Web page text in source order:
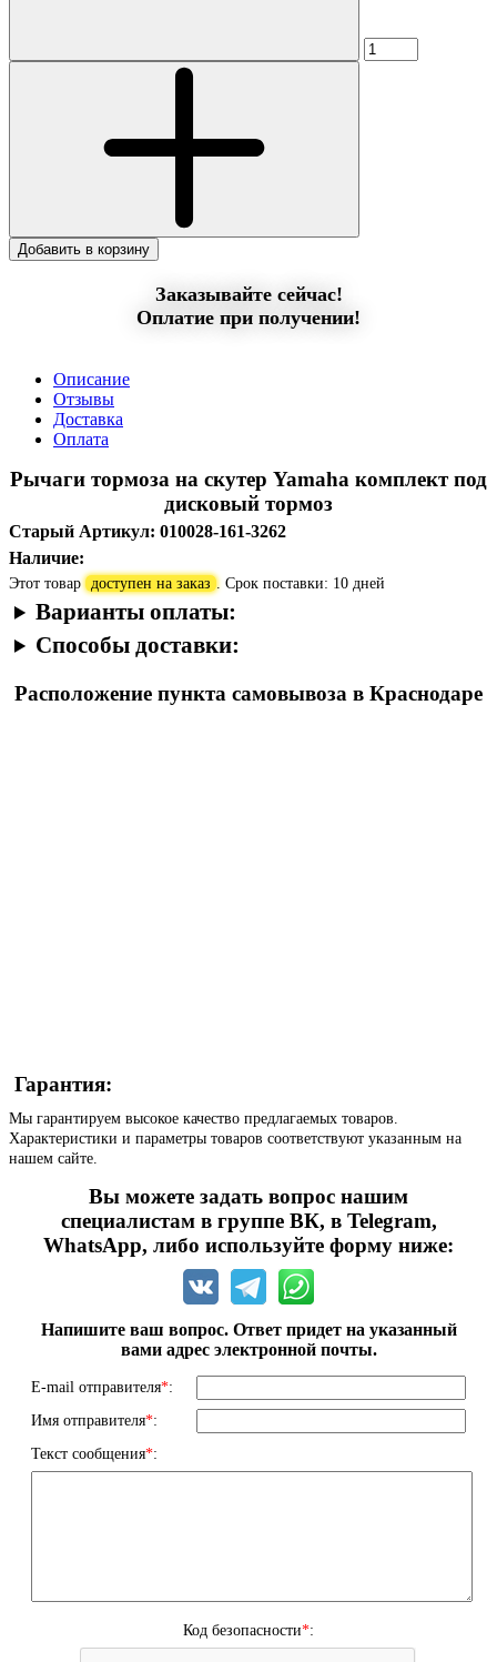
Добавить в корзину
Заказывайте сейчас!
Оплатие при получении!
Описание
Отзывы
Доставка
Оплата
Рычаги тормоза на скутер Yamaha комплект под
дисковый тормоз
Старый Артикул: 010028-161-3262
Наличие:
Этот товар доступен на заказ . Срок поставки: 10 дней
Варианты оплаты:
Способы доставки:
Расположение пункта самовывоза в Краснодаре
Гарантия:
Мы гарантируем высокое качество предлагаемых товаров.
Характеристики и параметры товаров соответствуют указанным на
нашем сайте.
Вы можете задать вопрос нашим
специалистам в группе ВК, в Telegram,
WhatsApp, либо используйте форму ниже:
Напишите ваш вопрос. Ответ придет на указанный
вами адрес электронной почты.
E-mail отправителя*:
Имя отправителя*:
Текст сообщения*:
Код безопасности*: